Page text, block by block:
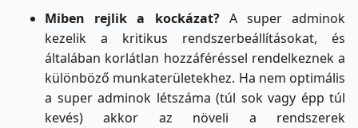
Miben rejlik a kockázat?A super adminok
kezelik a kritikus rendszerbeállításokat, és
általában korlátlan hozzáféréssel rendelkeznek a
különböző munkaterületekhez. Ha nem optimális
a super adminok létszáma (túl sok vagy épp túl
kevés) akkor az növeli a rendszerek